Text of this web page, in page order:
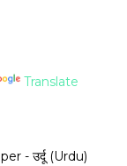
Translate
- उर्दू (Urdu)